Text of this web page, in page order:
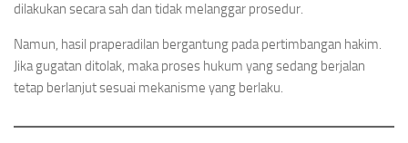
dilakukan secara sah dan tidak melanggar prosedur.
Namun, hasil praperadilan bergantung pada pertimbangan hakim.
Jika gugatan ditolak, maka proses hukum yang sedang berjalan
tetap berlanjut sesuai mekanisme yang berlaku.